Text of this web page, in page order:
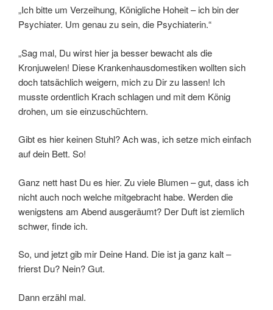
„Ich bitte um Verzeihung, Königliche Hoheit – ich bin der
Psychiater. Um genau zu sein, die Psychiaterin.“
„Sag mal, Du wirst hier ja besser bewacht als die
Kronjuwelen! Diese Krankenhausdomestiken wollten sich
doch tatsächlich weigern, mich zu Dir zu lassen! Ich
musste ordentlich Krach schlagen und mit dem König
drohen, um sie einzuschüchtern.
Gibt es hier keinen Stuhl? Ach was, ich setze mich einfach
auf dein Bett. So!
Ganz nett hast Du es hier. Zu viele Blumen – gut, dass ich
nicht auch noch welche mitgebracht habe. Werden die
wenigstens am Abend ausgeräumt? Der Duft ist ziemlich
schwer, finde ich.
So, und jetzt gib mir Deine Hand. Die ist ja ganz kalt –
frierst Du? Nein? Gut.
Dann erzähl mal.